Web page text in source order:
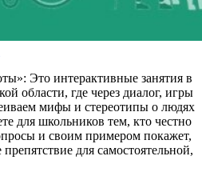
Это интерактивные занятия в
области, где через диалог, игры
мифы и стереотипы о людях
для школьников тем, кто честно
и своим примером покажет,
для самостоятельной,